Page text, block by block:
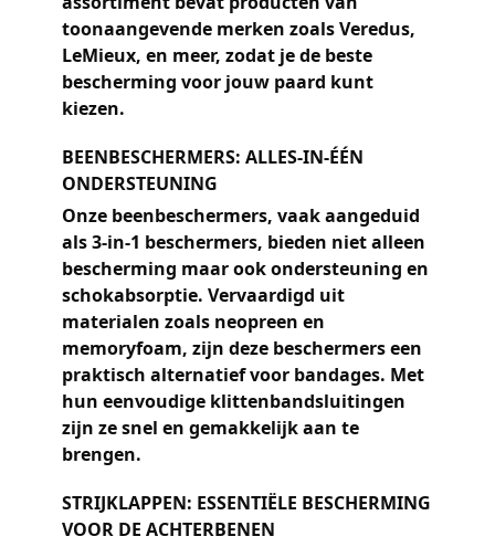
toonaangevende merken zoals Veredus,
LeMieux, en meer, zodat je de beste
bescherming voor jouw paard kunt
kiezen.
BEENBESCHERMERS: ALLES-IN-ÉÉN
ONDERSTEUNING
Onze beenbeschermers, vaak aangeduid
als 3-in-1 beschermers, bieden niet alleen
bescherming maar ook ondersteuning en
schokabsorptie. Vervaardigd uit
materialen zoals neopreen en
memoryfoam, zijn deze beschermers een
praktisch alternatief voor bandages. Met
hun eenvoudige klittenbandsluitingen
zijn ze snel en gemakkelijk aan te
brengen.
STRIJKLAPPEN: ESSENTIËLE BESCHERMING
VOOR DE ACHTERBENEN